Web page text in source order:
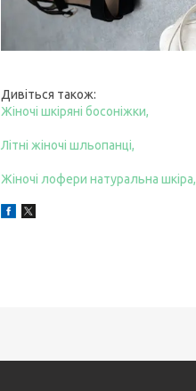
Дивіться також:
Жіночі шкіряні босоніжки,
Літні жіночі шльопанці,
Жіночі лофери натуральна шкіра,